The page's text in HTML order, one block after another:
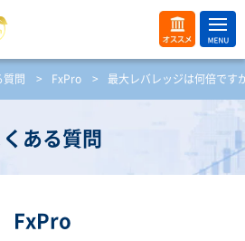
オス
スメ
ME
NU
開
質問 > FxPro > 最大レバレッジは何倍です
ある質問
FxPro